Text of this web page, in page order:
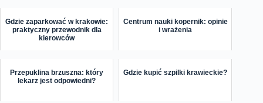
Gdzie zaparkować w krakowie:
praktyczny przewodnik dla
kierowców
Centrum nauki kopernik: opinie
i wrażenia
Przepuklina brzuszna: który
lekarz jest odpowiedni?
Gdzie kupić szpilki krawieckie?